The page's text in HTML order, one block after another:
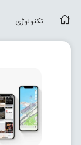
تکنولوژی